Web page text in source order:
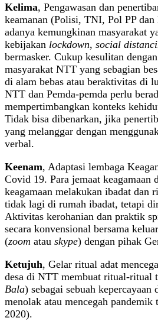
Kelima, Pengawasan dan
keamanan (Polisi, TNI, Pol PP dan
adanya kemungkinan masyarakat
kebijakan lockdown, social
bermasker. Cukup kesulitan
masyarakat NTT yang sebagian
di alam bebas atau beraktivitas di
NTT dan Pemda-pemda perlu
mempertimbangkan konteks
Tidak bisa dibenarkan, jika
yang melanggar dengan
verbal.
Keenam, Adaptasi lembaga
Covid 19. Para jemaat keagamaan
keagamaan melakukan ibadat dan
tidak lagi di rumah ibadat, tetapi
Aktivitas kerohanian dan praktik
secara konvensional bersama
(zoom atau skype) dengan pihak
Ketujuh, Gelar ritual adat
desa di NTT membuat ritual-ritual
Bala) sebagai sebuah kepercayaan
menolak atau mencegah pandemik
2020).